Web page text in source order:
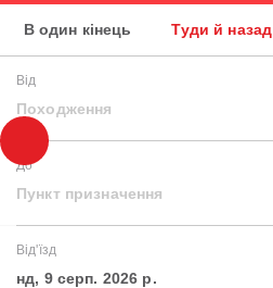
В один кінець Туди й назад
Від
Походження
До
Пункт призначення
Від'їзд
нд, 9 серп. 2026 р.